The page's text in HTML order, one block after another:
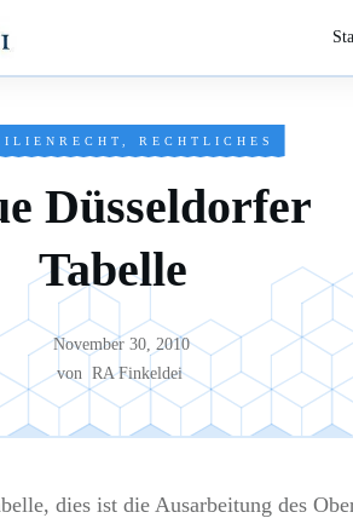
RECHTLICHES
Düsseldorfer
Tabelle
November 30, 2010
von RA Finkeldei
dies ist die Ausarbeitung des